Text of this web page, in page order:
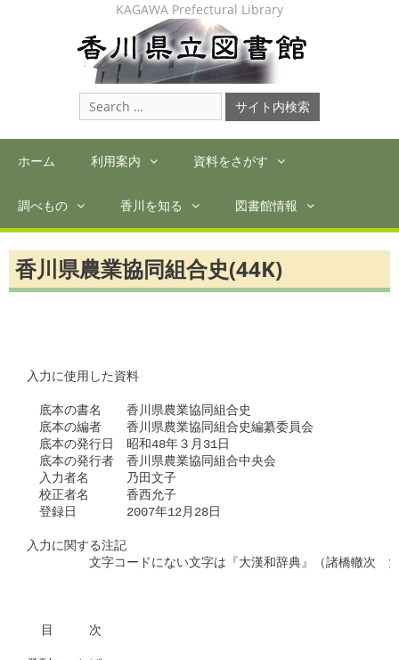
KAGAWA Prefectural Library
Search
for:
ホーム 利用案内 資料をさがす
調べもの 香川を知る 図書館情報
香川県農業協同組合史(44K)